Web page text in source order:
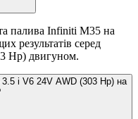
палива Infiniti M35 на
результатів серед
Hp) двигуном.
i V6 24V AWD (303 Hp) на